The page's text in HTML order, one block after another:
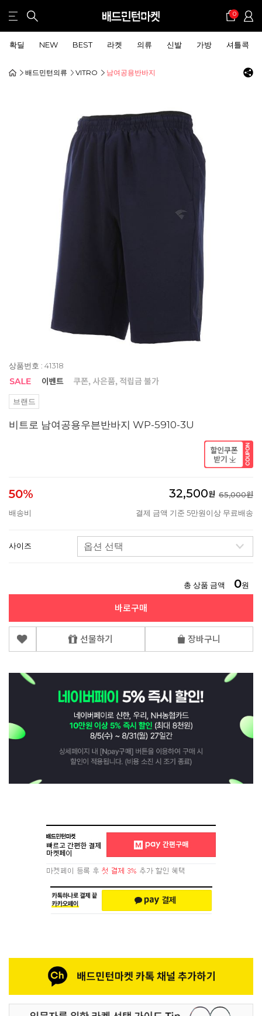
0
확딜 NEW BEST 라켓 의류 신발 가방 셔틀콕
배드민턴의류 VITRO 남여공용반바지
상품번호 : 41318
브랜드
비트로 남여공용우븐반바지 WP-5910-3U
50% 32,500원 65,000원
배송비
결제 금액 기준 5만원이상 무료배송
사이즈
총 상품 금액 0원
바로구매
선물하기 장바구니